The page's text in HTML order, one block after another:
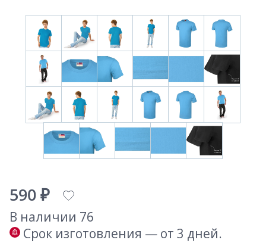
590 ₽
В наличии 76
Срок изготовления — от 3 дней.